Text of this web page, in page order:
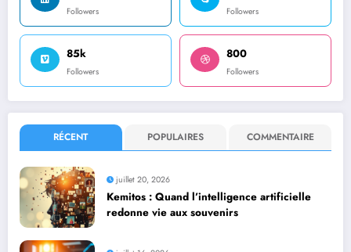
Followers Followers
85k
Followers
800
Followers
RÉCENT POPULAIRES COMMENTAIRE
juillet 20, 2026
Kemitos : Quand l’intelligence artificielle
redonne vie aux souvenirs